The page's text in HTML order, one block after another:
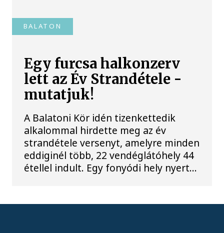
BALATON
Egy furcsa halkonzerv
lett az Év Strandétele -
mutatjuk!
A Balatoni Kör idén tizenkettedik
alkalommal hirdette meg az év
strandétele versenyt, amelyre minden
eddiginél több, 22 vendéglátóhely 44
étellel indult. Egy fonyódi hely nyert...